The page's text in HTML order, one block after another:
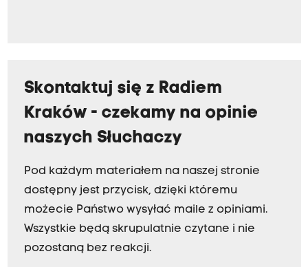
Skontaktuj się z Radiem
Kraków - czekamy na opinie
naszych Słuchaczy
Pod każdym materiałem na naszej stronie
dostępny jest przycisk, dzięki któremu
możecie Państwo wysyłać maile z opiniami.
Wszystkie będą skrupulatnie czytane i nie
pozostaną bez reakcji.